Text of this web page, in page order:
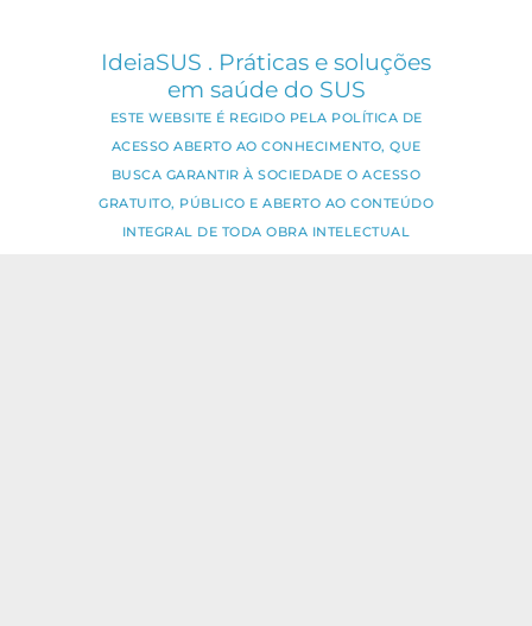
IdeiaSUS . Práticas e soluções
em saúde do SUS
ESTE WEBSITE É REGIDO PELA POLÍTICA DE
ACESSO ABERTO AO CONHECIMENTO, QUE
BUSCA GARANTIR À SOCIEDADE O ACESSO
GRATUITO, PÚBLICO E ABERTO AO CONTEÚDO
INTEGRAL DE TODA OBRA INTELECTUAL